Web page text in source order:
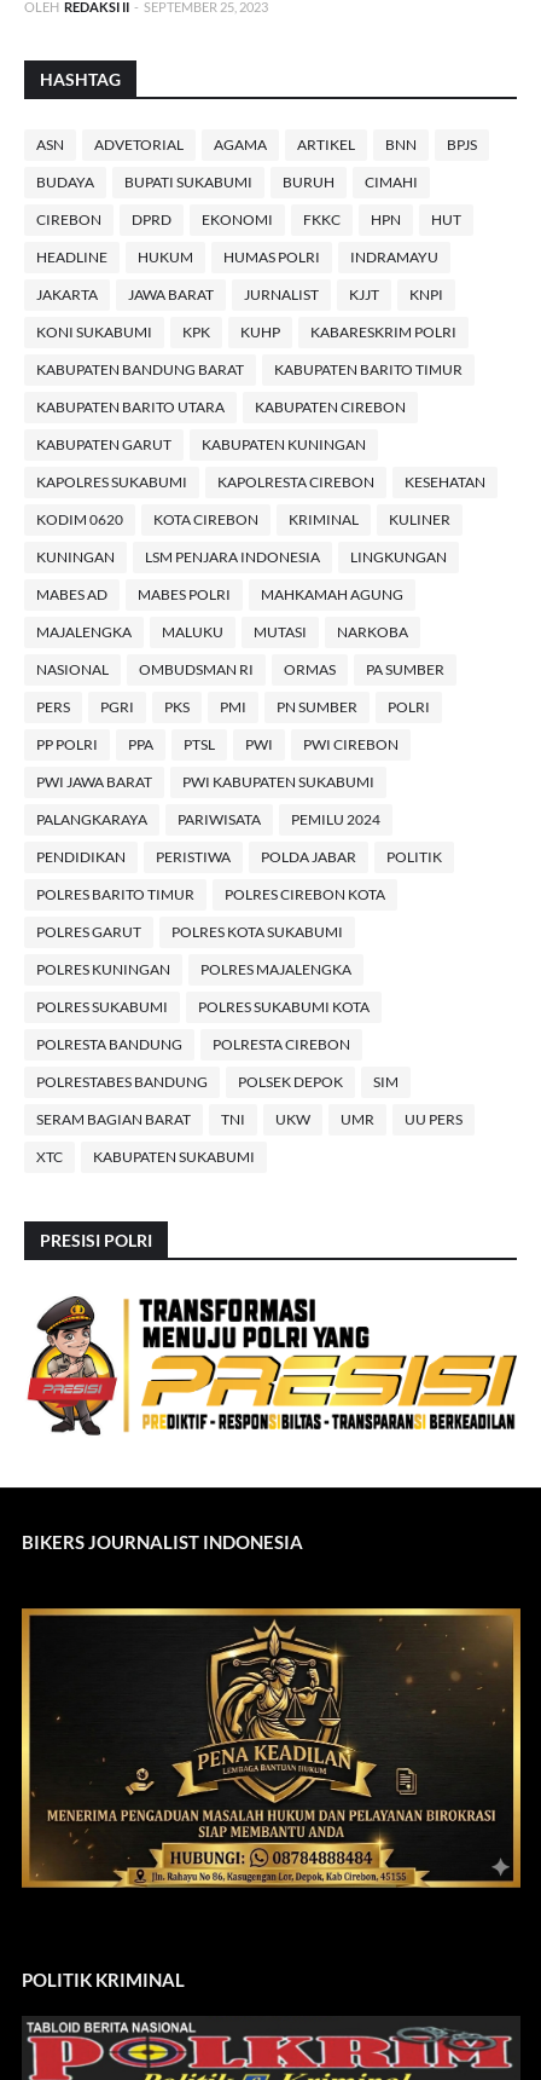
OLEH REDAKSI II - SEPTEMBER 25, 2023
HASHTAG
ASN ADVETORIAL AGAMA ARTIKEL BNN BPJS
BUDAYA BUPATI SUKABUMI BURUH CIMAHI
CIREBON DPRD EKONOMI FKKC HPN HUT
HEADLINE HUKUM HUMAS POLRI INDRAMAYU
JAKARTA JAWA BARAT JURNALIST KJJT KNPI
KONI SUKABUMI KPK KUHP KABARESKRIM POLRI
KABUPATEN BANDUNG BARAT KABUPATEN BARITO TIMUR
KABUPATEN BARITO UTARA KABUPATEN CIREBON
KABUPATEN GARUT KABUPATEN KUNINGAN
KAPOLRES SUKABUMI KAPOLRESTA CIREBON KESEHATAN
KODIM 0620 KOTA CIREBON KRIMINAL KULINER
KUNINGAN LSM PENJARA INDONESIA LINGKUNGAN
MABES AD MABES POLRI MAHKAMAH AGUNG
MAJALENGKA MALUKU MUTASI NARKOBA
NASIONAL OMBUDSMAN RI ORMAS PA SUMBER
PERS PGRI PKS PMI PN SUMBER POLRI
PP POLRI PPA PTSL PWI PWI CIREBON
PWI JAWA BARAT PWI KABUPATEN SUKABUMI
PALANGKARAYA PARIWISATA PEMILU 2024
PENDIDIKAN PERISTIWA POLDA JABAR POLITIK
POLRES BARITO TIMUR POLRES CIREBON KOTA
POLRES GARUT POLRES KOTA SUKABUMI
POLRES KUNINGAN POLRES MAJALENGKA
POLRES SUKABUMI POLRES SUKABUMI KOTA
POLRESTA BANDUNG POLRESTA CIREBON
POLRESTABES BANDUNG POLSEK DEPOK SIM
SERAM BAGIAN BARAT TNI UKW UMR UU PERS
XTC KABUPATEN SUKABUMI
PRESISI POLRI
BIKERS JOURNALIST INDONESIA
POLITIK KRIMINAL